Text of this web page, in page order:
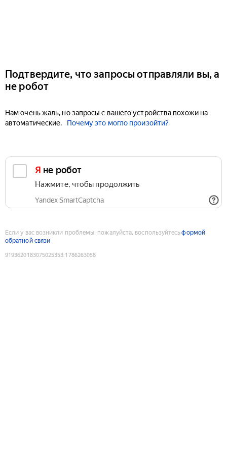
Подтвердите, что запросы отправляли вы, а
не робот
Нам очень жаль, но запросы с вашего устройства похожи на
автоматические.
Почему это могло произойти?
Я не робот
Нажмите, чтобы продолжить
Yandex SmartCaptcha
Если у вас возникли проблемы, пожалуйста, воспользуйтесьформой
обратной связи
9193620183075025353:1786263058